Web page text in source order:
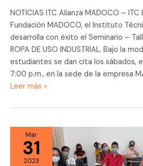
NOTICIAS ITC Alianza MADOCO – ITC
Fundación MADOCO, el Instituto
desarrolla con éxito el Seminario –
ROPA DE USO INDUSTRIAL. Bajo la
estudiantes se dan cita los sábados,
7:00 p.m., en la sede de la empresa
Alianza
–
Leer más »
Mar
31
2023